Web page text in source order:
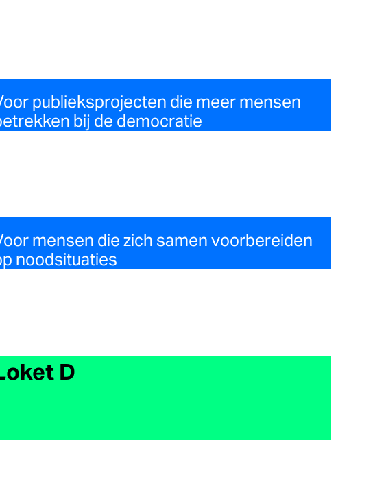
publieksprojecten die meer mensen
bij de democratie
mensen die zich samen voorbereiden
noodsituaties
D